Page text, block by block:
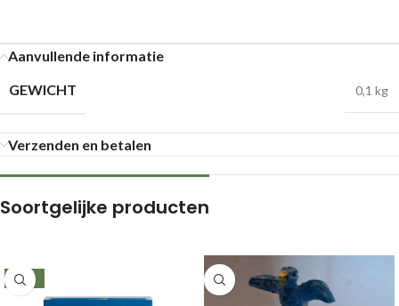
Aanvullende informatie
GEWICHT
0,1 kg
Verzenden en betalen
Soortgelijke producten
-26%